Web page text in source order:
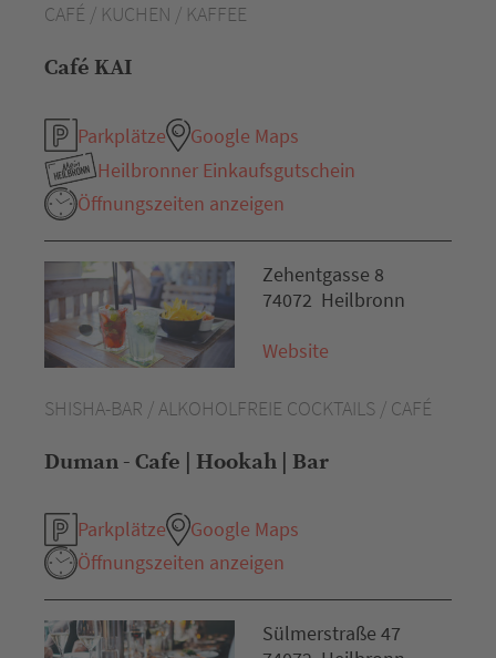
CAFÉ / KUCHEN / KAFFEE
Café KAI
Parkplätze
Google Maps
Heilbronner Einkaufsgutschein
Öffnungszeiten anzeigen
SHISHA-BAR / ALKOHOLFREIE COCKTAILS / CAFÉ
Duman - Cafe | Hookah | Bar
Parkplätze
Google Maps
Öffnungszeiten anzeigen
Zehentgasse 8
74072 Heilbronn
Website
Sülmerstraße 47